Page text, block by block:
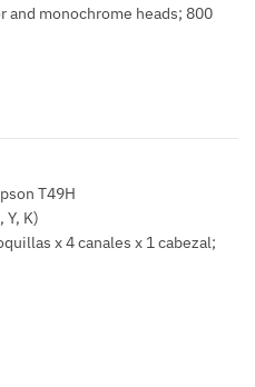
and monochrome heads; 800
T49H
Y, K)
x 4 canales x 1 cabezal;